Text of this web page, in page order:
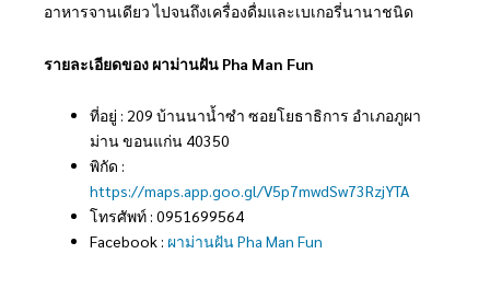
อาหารจานเดียว ไปจนถึงเครื่องดื่มและเบเกอรี่นานาชนิด
รายละเอียดของ ผาม่านฝัน Pha Man Fun
ที่อยู่ : 209 บ้านนาน้ำซำ ซอยโยธาธิการ อำเภอภูผา
ม่าน ขอนแก่น 40350
พิกัด :
https://maps.app.goo.gl/V5p7mwdSw73RzjYTA
โทรศัพท์ : 0951699564
Facebook : ผาม่านฝัน Pha Man Fun